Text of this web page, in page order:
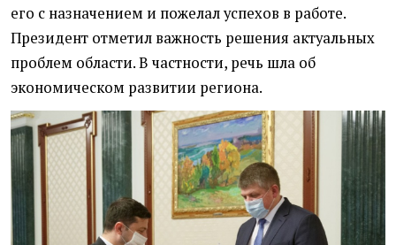
его с назначением и пожелал успехов в работе.
Президент отметил важность решения актуальных
проблем области. В частности, речь шла об
экономическом развитии региона.